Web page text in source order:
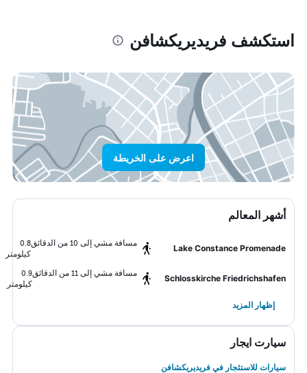
استكشف فريديريكشافن
اعرض على الخريطة
أشهر المعالم
Lake Constance Promenade
مسافة مشي إلى 10 من الدقائق
0.8
كيلومتر
Schlosskirche Friedrichshafen
مسافة مشي إلى 11 من الدقائق
0.9
كيلومتر
إظهار المزيد
سيارت ايجار
سيارات للاستئجار في فريديريكشافن